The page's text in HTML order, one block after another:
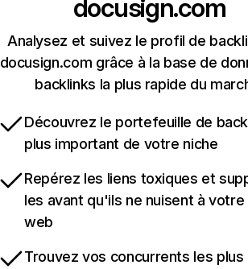
docusign.com
Analysez et suivez le profil de
docusign.com grâce à la base de
backlinks la plus rapide du
Découvrez le portefeuille de
plus important de votre niche
Repérez les liens toxiques et
les avant qu'ils ne nuisent à
web
Trouvez vos concurrents les